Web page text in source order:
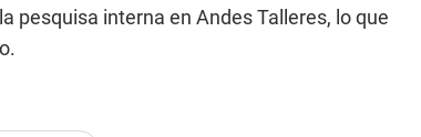
pesquisa interna en Andes Talleres, lo que